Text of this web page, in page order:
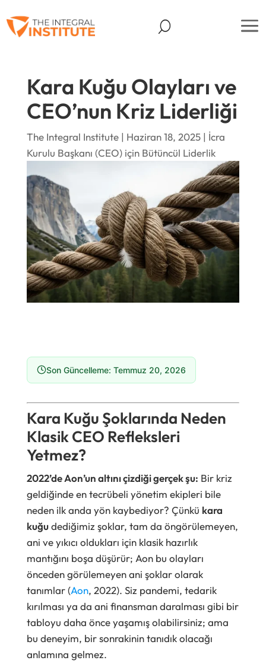
Kara Kuğu Olayları ve
CEO’nun Kriz Liderliği
The Integral Institute | Haziran 18, 2025 | İcra
Kurulu Başkanı (CEO) için Bütüncül Liderlik
Son Güncelleme: Temmuz 20, 2026
Kara Kuğu Şoklarında Neden
Klasik CEO Refleksleri
Yetmez?
2022’de Aon’un altını çizdiği gerçek şu: Bir kriz
geldiğinde en tecrübeli yönetim ekipleri bile
neden ilk anda yön kaybediyor? Çünkü kara
kuğudediğimiz şoklar, tam da öngörülemeyen,
ani ve yıkıcı oldukları için klasik hazırlık
mantığını boşa düşürür; Aon bu olayları
önceden görülemeyen ani şoklar olarak
tanımlar (Aon, 2022). Siz pandemi, tedarik
kırılması ya da ani finansman daralması gibi bir
tabloyu daha önce yaşamış olabilirsiniz; ama
bu deneyim, bir sonrakinin tanıdık olacağı
anlamına gelmez.